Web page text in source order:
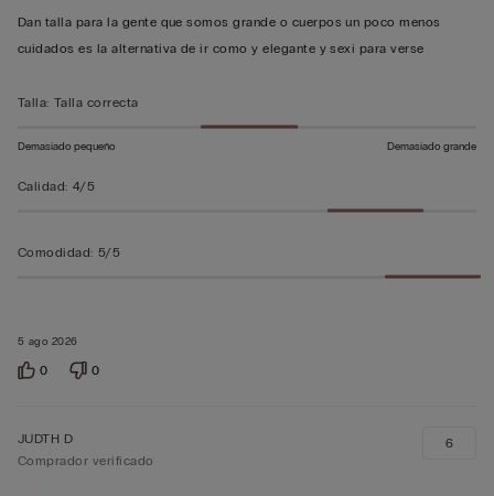
5
sobre
5 ago 2026
Dan talla para la gente que somos grande o cuerpos un poco menos
cuidados es la alternativa de ir como y elegante y sexi para verse
Talla: Talla correcta
Demasiado pequeño Demasiado grande
Calidad: 4/5
Comodidad: 5/5
0 0
JUDTH D
Comprador verificado
6